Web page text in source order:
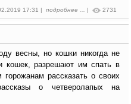
17:31 | подробнее ... | 2731
весны, но кошки никогда не
кошек, разрешают им спать в
рассказать о своих
о четверолапых на